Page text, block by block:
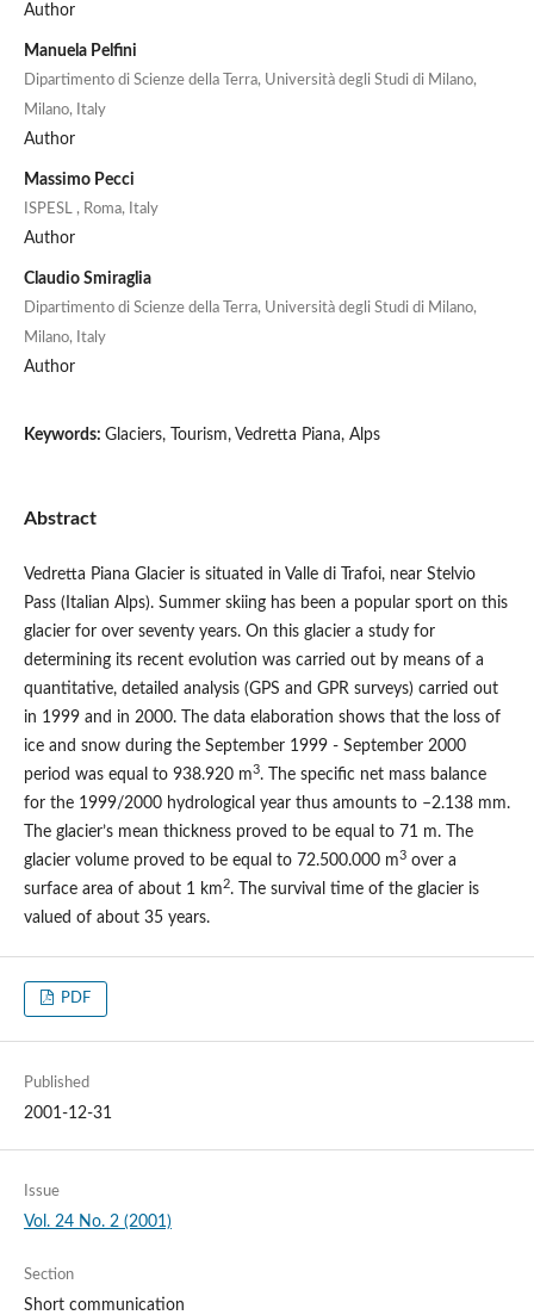
Author
Manuela Pelfini
Dipartimento di Scienze della Terra, Università degli Studi di Milano,
Milano, Italy
Author
Massimo Pecci
ISPESL , Roma, Italy
Author
Claudio Smiraglia
Dipartimento di Scienze della Terra, Università degli Studi di Milano,
Milano, Italy
Author
Keywords: Glaciers, Tourism, Vedretta Piana, Alps
Abstract
Vedretta Piana Glacier is situated in Valle di Trafoi, near Stelvio
Pass (Italian Alps). Summer skiing has been a popular sport on this
glacier for over seventy years. On this glacier a study for
determining its recent evolution was carried out by means of a
quantitative, detailed analysis (GPS and GPR surveys) carried out
in 1999 and in 2000. The data elaboration shows that the loss of
ice and snow during the September 1999 - September 2000
period was equal to 938.920 m3. The specific net mass balance
for the 1999/2000 hydrological year thus amounts to –2.138 mm.
The glacier’s mean thickness proved to be equal to 71 m. The
glacier volume proved to be equal to 72.500.000 m3over a
surface area of about 1 km 2. The survival time of the glacier is
valued of about 35 years.
PDF
Published
2001-12-31
Issue
Vol. 24 No. 2 (2001)
Section
Short communication